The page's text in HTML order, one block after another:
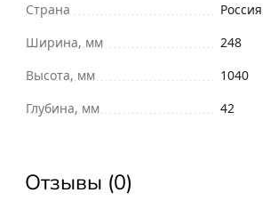
Страна
Россия
Ширина, мм
248
Высота, мм
1040
Глубина, мм
42
Отзывы (0)